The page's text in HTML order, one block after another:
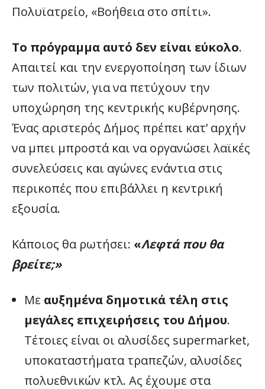
Πολυϊατρείο, «Βοήθεια στο σπίτι».
Το πρόγραμμα αυτό δεν είναι εύκολο.
Απαιτεί και την ενεργοποίηση των ίδιων
των πολιτών, για να πετύχουν την
υποχώρηση της κεντρικής κυβέρνησης.
Ένας αριστερός Δήμος πρέπει κατ’ αρχήν
να μπει μπροστά και να οργανώσει λαϊκές
συνελεύσεις και αγώνες ενάντια στις
περικοπές που επιβάλλει η κεντρική
εξουσία.
Κάποιος θα ρωτήσει: «Λεφτά που θα
βρείτε;»
Με αυξημένα δημοτικά τέλη στις
μεγάλες επιχειρήσεις του Δήμου.
Τέτοιες είναι οι αλυσίδες supermarket,
υποκαταστήματα τραπεζών, αλυσίδες
πολυεθνικών κτλ. Ας έχουμε στα